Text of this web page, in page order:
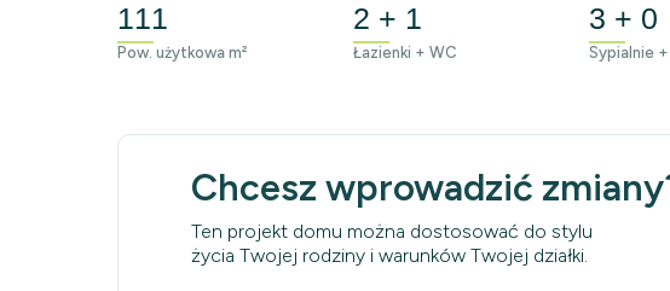
111
Pow. użytkowa m²
2 + 1
Łazienki + WC
3 + 0
Sypialnie
Chcesz wprowadzić
Ten projekt domu można dostosować do stylu
życia Twojej rodziny i warunków Twojej działki.